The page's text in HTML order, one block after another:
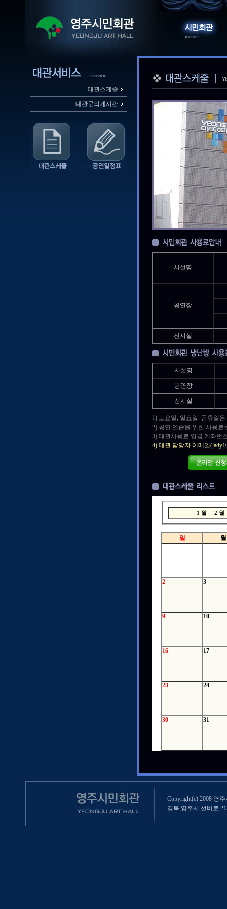
대관스케줄
대관문의게시판
시설명
공연장
전시실
시설명
공연장
전시실
1) 토요일, 일요일, 공휴일
2) 공연 연습을 위한 사용료
3) 대관사용료 입금 계좌번
4) 대관 담당자 이메일
1 월 2
일 월
2 3
9 10
16 17
23 24
30 31
Copyright(c) 2008 영
경북 영주시 선비로